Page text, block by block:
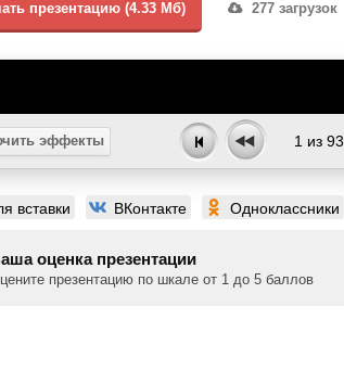
презентацию (4.33 Мб) 277 загрузок
эффекты 1 из 93
вставки ВКонтакте Одноклассники
оценка презентации
презентацию по шкале от 1 до 5 баллов